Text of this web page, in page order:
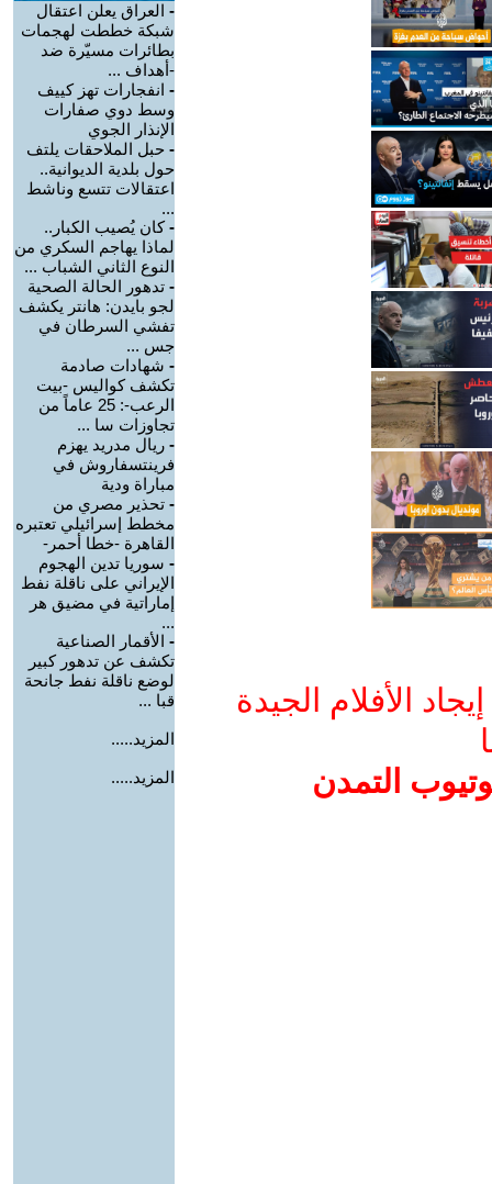
الأفلام الجيدة
التمدن
- العراق يعلن اعتقال
شبكة خططت لهجمات
بطائرات مسيّرة ضد
-أهداف ...
- انفجارات تهز كييف
وسط دوي صفارات
الإنذار الجوي
- حبل الملاحقات يلتف
حول بلدية الديوانية..
اعتقالات تتسع وناشط
...
-كان يُصيب الكبار..
لماذا يهاجم السكري من
النوع الثاني الشباب ...
- تدهور الحالة الصحية
لجو بايدن: هانتر يكشف
تفشي السرطان في
جس ...
- شهادات صادمة
تكشف كواليس -بيت
الرعب-: 25 عاماً من
تجاوزات سا ...
- ريال مدريد يهزم
فرينتسفاروش في
مباراة ودية
- تحذير مصري من
مخطط إسرائيلي تعتبره
القاهرة -خطا أحمر-
- سوريا تدين الهجوم
الإيراني على ناقلة نفط
إماراتية في مضيق هر
...
- الأقمار الصناعية
تكشف عن تدهور كبير
لوضع ناقلة نفط جانحة
قبا ...
المزيد.....
المزيد.....